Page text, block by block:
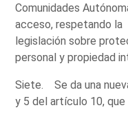
Comunidades
acceso, respetando la
legislación sobre
personal y propiedad
Siete. Se da una
y 5 del artículo 10,